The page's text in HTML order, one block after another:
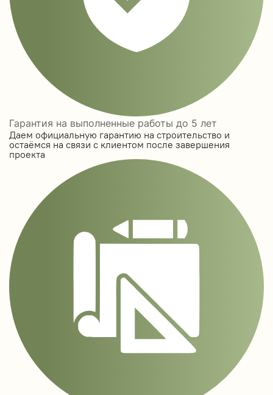
Гарантия на выполненные работы до 5 лет
Даем официальную гарантию на строительство и
остаёмся на связи с клиентом после завершения
проекта